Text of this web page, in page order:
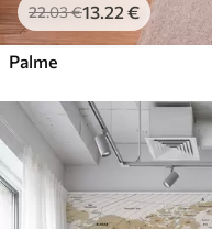
22.03€13.22 €
Palme